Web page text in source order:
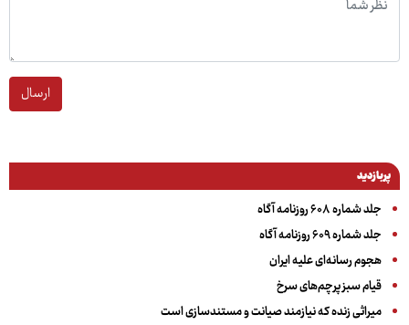
ارسال
پربازدید
جلد شماره ۶۰۸ روزنامه آگاه
جلد شماره ۶۰۹ روزنامه آگاه
هجوم رسانه‌ای علیه ایران
قیام سبز پرچم‌های سرخ
میراثی زنده که نیازمند صیانت و مستندسازی است